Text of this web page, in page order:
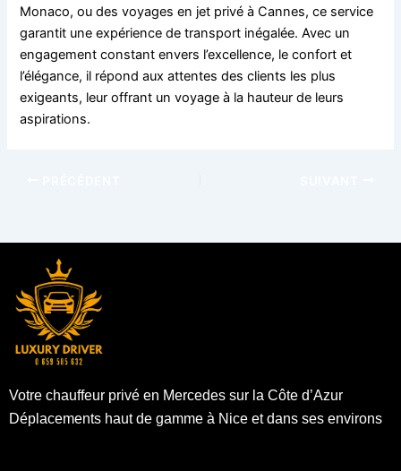
Monaco, ou des voyages en jet privé à Cannes, ce service
garantit une expérience de transport inégalée. Avec un
engagement constant envers l’excellence, le confort et
l’élégance, il répond aux attentes des clients les plus
exigeants, leur offrant un voyage à la hauteur de leurs
aspirations.
Votre chauffeur privé en Mercedes sur la Côte d’Azur
Déplacements haut de gamme à Nice et dans ses environs